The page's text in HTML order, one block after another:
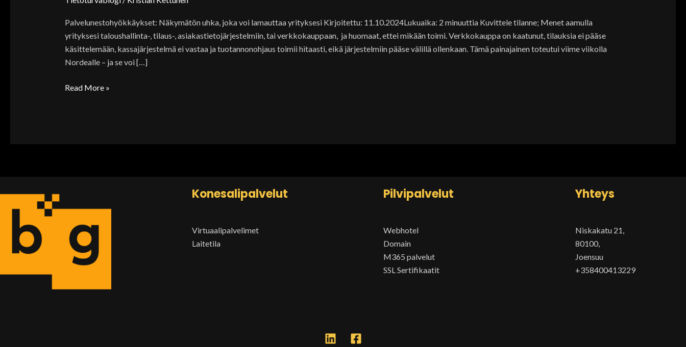
Palvelunestohyökkäykset: Näkymätön uhka, joka voi lamauttaa yrityksesi Kirjoitettu: 11.10.2024Lukuaika: 2 minuuttia Kuvittele tilanne; Menet aamulla
yrityksesi taloushallinta-, tilaus-, asiakastietojärjestelmiin, tai verkkokauppaan, ja huomaat, ettei mikään toimi. Verkkokauppa on kaatunut, tilauksia ei pääse
käsittelemään, kassajärjestelmä ei vastaa ja tuotannonohjaus toimii hitaasti, eikä järjestelmiin pääse välillä ollenkaan. Tämä painajainen toteutui viime viikolla
Nordealle – ja se voi […]
Read More »
Konesalipalvelut
Virtuaalipalvelimet
Laitetila
Pilvipalvelut
Webhotel
Domain
M365 palvelut
SSL Sertifikaatit
Yhteys
Niskakatu 21,
80100,
Joensuu
+358400413229